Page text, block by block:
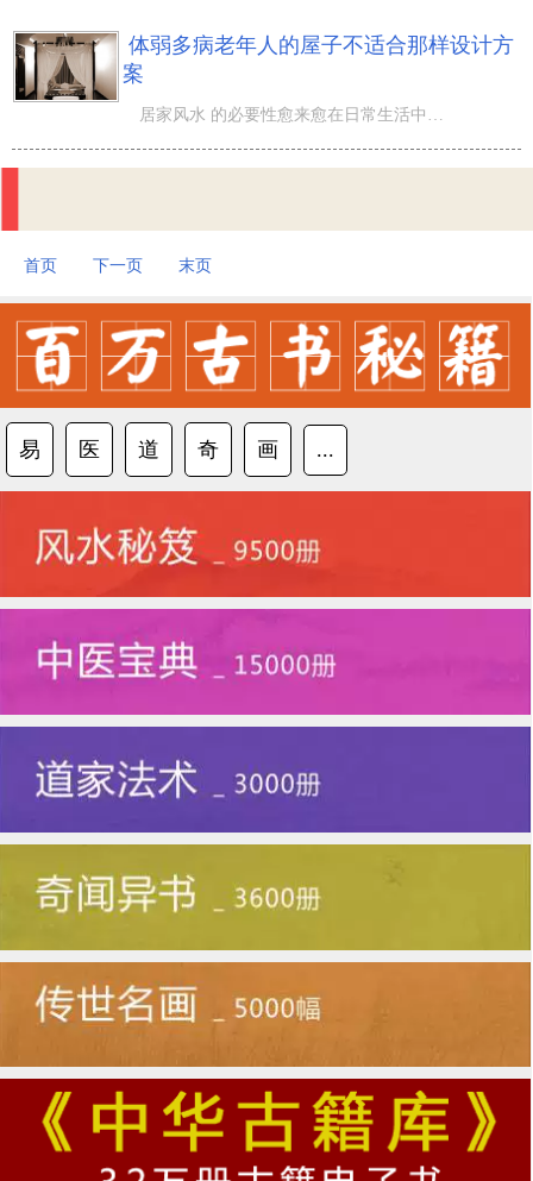
体弱多病老年人的屋子不适合那样设计方
案
首页 下一页 末页
易 医 道 奇 画 ...